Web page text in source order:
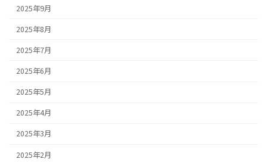
2025年9月
2025年8月
2025年7月
2025年6月
2025年5月
2025年4月
2025年3月
2025年2月